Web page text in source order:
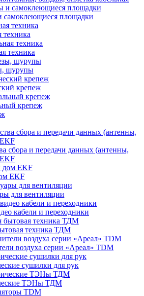
самоклеющиеся площадки
техника
техника
шурупы
крепеж
крепеж
сбора и передачи данных (антенны,
EKF
для вентиляции
кабели и переходники
техника ТДМ
воздуха серии «Ареал» TDM
сушилки для рук
ТЭНы ТДМ